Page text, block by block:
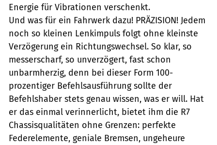
Energie für Vibrationen verschenkt.
Und was für ein Fahrwerk dazu! PRÄZISION! Jedem
noch so kleinen Lenkimpuls folgt ohne kleinste
Verzögerung ein Richtungswechsel. So klar, so
messerscharf, so unverzögert, fast schon
unbarmherzig, denn bei dieser Form 100-
prozentiger Befehlsausführung sollte der
Befehlshaber stets genau wissen, was er will. Hat
er das einmal verinnerlicht, bietet ihm die R7
Chassisqualitäten ohne Grenzen: perfekte
Federelemente, geniale Bremsen, ungeheure